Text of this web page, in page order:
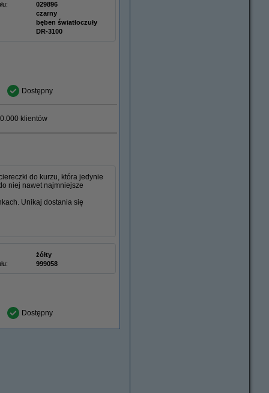
029896
czarny
bęben światłoczuły
DR-3100
Dostępny
klientów
do kurzu, która jedynie
niej nawet najmniejsze
Unikaj dostania się
żółty
999058
Dostępny